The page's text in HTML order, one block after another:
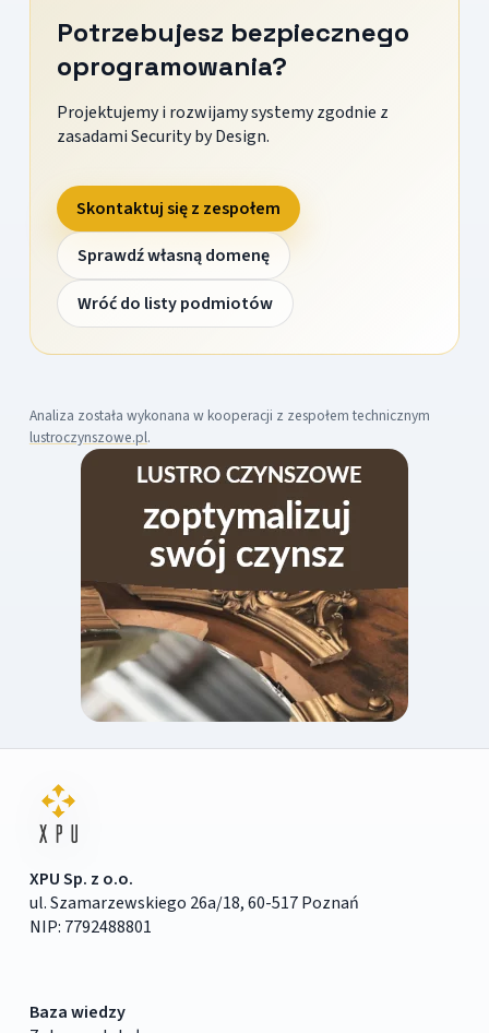
Potrzebujesz bezpiecznego
oprogramowania?
Projektujemy i rozwijamy systemy zgodnie z
zasadami Security by Design.
Skontaktuj się z zespołem
Sprawdź własną domenę
Wróć do listy podmiotów
Analiza została wykonana w kooperacji z zespołem technicznym
lustroczynszowe.pl.
XPU Sp. z o.o.
ul. Szamarzewskiego 26a/18, 60-517 Poznań
NIP: 7792488801
Baza wiedzy